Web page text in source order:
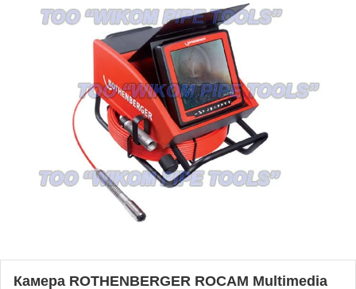
Камера ROTHENBERGER ROCAM Multimedia